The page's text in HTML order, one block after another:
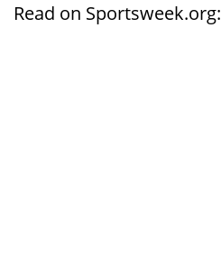
Read on Sportsweek.org: